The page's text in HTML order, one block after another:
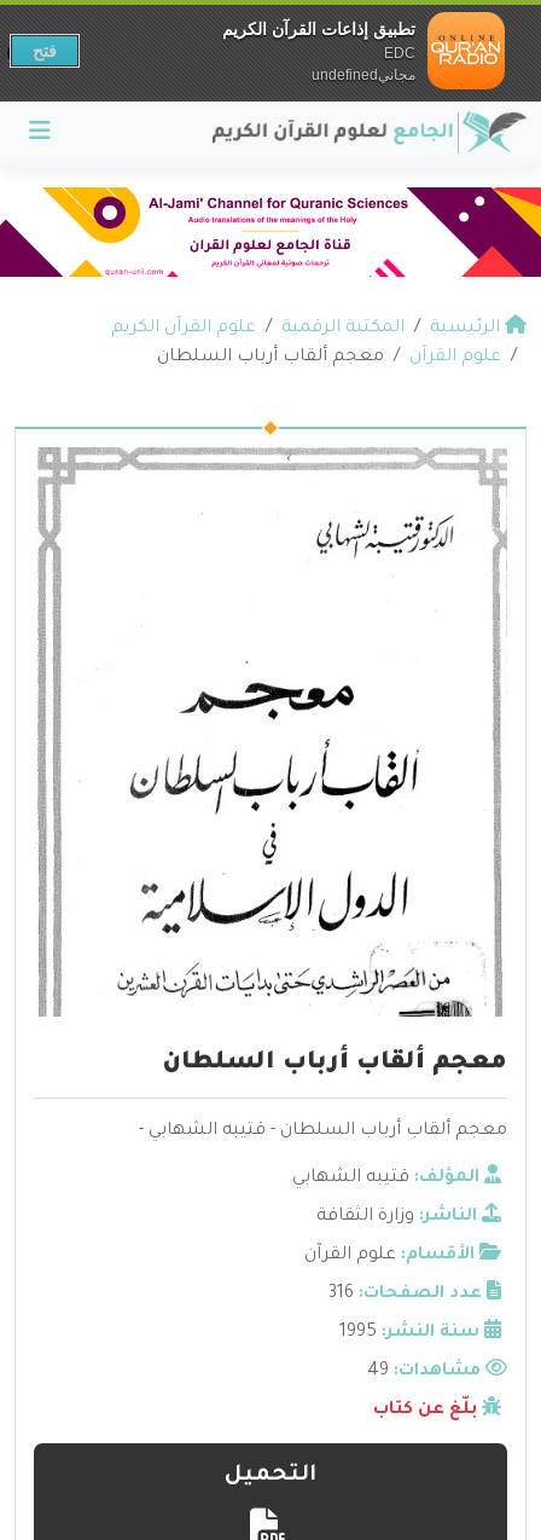
الرئيسية المكتبة الرقمية
علوم القرآن الكريم
علوم القرآن
معجم ألقاب أرباب السلطان
معجم ألقاب أرباب السلطان
معجم ألقاب أرباب السلطان - قتيبه الشهابي -
المؤلف: قتيبه الشهابي
الناشر: وزارة الثقافة
الأقسام: علوم القرآن
عدد الصفحات: 316
سنة النشر: 1995
مشاهدات:
بلّغ عن كتاب
التحميل
تطبيق إذاعات القرآن الكريم
EDC
مجانيundefined
فتح